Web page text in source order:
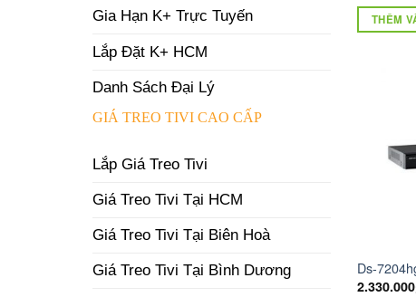
Gia Hạn K+ Trực Tuyến
Lắp Đặt K+ HCM
Danh Sách Đại Lý
GIÁ TREO TIVI CAO CẤP
Lắp Giá Treo Tivi
Giá Treo Tivi Tại HCM
Giá Treo Tivi Tại Biên Hoà
Giá Treo Tivi Tại Bình Dương
THÊM
Ds-
2.330.000